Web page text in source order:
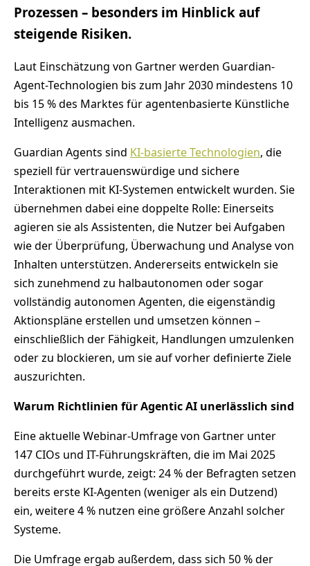
Prozessen – besonders im Hinblick auf
steigende Risiken.
Laut Einschätzung von Gartner werden Guardian-
Agent-Technologien bis zum Jahr 2030 mindestens 10
bis 15 % des Marktes für agentenbasierte Künstliche
Intelligenz ausmachen.
Guardian Agents sind KI-basierte Technologien, die
speziell für vertrauenswürdige und sichere
Interaktionen mit KI-Systemen entwickelt wurden. Sie
übernehmen dabei eine doppelte Rolle: Einerseits
agieren sie als Assistenten, die Nutzer bei Aufgaben
wie der Überprüfung, Überwachung und Analyse von
Inhalten unterstützen. Andererseits entwickeln sie
sich zunehmend zu halbautonomen oder sogar
vollständig autonomen Agenten, die eigenständig
Aktionspläne erstellen und umsetzen können –
einschließlich der Fähigkeit, Handlungen umzulenken
oder zu blockieren, um sie auf vorher definierte Ziele
auszurichten.
Warum Richtlinien für Agentic AI unerlässlich sind
Eine aktuelle Webinar-Umfrage von Gartner unter
147 CIOs und IT-Führungskräften, die im Mai 2025
durchgeführt wurde, zeigt: 24 % der Befragten setzen
bereits erste KI-Agenten (weniger als ein Dutzend)
ein, weitere 4 % nutzen eine größere Anzahl solcher
Systeme.
Die Umfrage ergab außerdem, dass sich 50 % der